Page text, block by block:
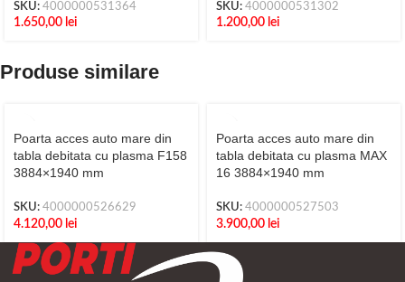
SKU: 4000000531364
1.650,00 lei
SKU: 4000000531302
1.200,00 lei
Produse similare
Poarta acces auto mare din
tabla debitata cu plasma F158
3884×1940 mm
SKU: 4000000526629
4.120,00 lei
Poarta acces auto mare din
tabla debitata cu plasma MAX
16 3884×1940 mm
SKU: 4000000527503
3.900,00 lei